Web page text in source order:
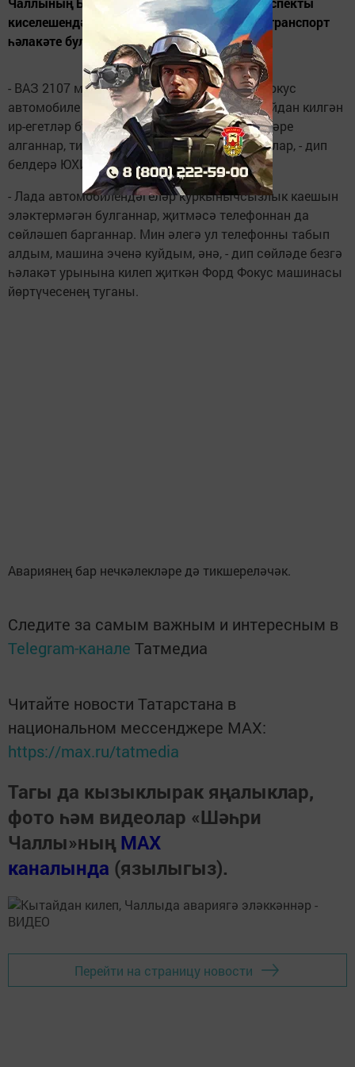
киселешендә ике машина катнашында юл-транспорт
һәлакәте булды.
- ВАЗ 2107 модельле машина белән Форд Фокус
автомобиле бәрелешкән. "Семерка"да Кытайдан килгән
ир-егетләр булган. Алар төрле тән җәрәхәтләре
алганнар, тиз арада хастаханәгә озатылдылар, - дип
белдерә ЮХИДИ хезмәткәрләре.
- Лада автомобилендәгеләр куркынычсызлык каешын
эләктермәгән булганнар, җитмәсә телефоннан да
сөйләшеп барганнар. Мин әлегә ул телефонны табып
алдым, машина эченә куйдым, әнә, - дип сөйләде безгә
һәлакәт урынына килеп җиткән Форд Фокус машинасы
йөртүчесенең туганы.
Авариянең бар нечкәлекләре дә тикшереләчәк.
Следите за самым важным и интересным в
Telegram-канале Татмедиа
Читайте новости Татарстана в
национальном мессенджере MАХ:
https://max.ru/tatmedia
Тагы да кызыклырак яңалыклар,
фото һәм видеолар «Шәһри
Чаллы»ның MAX
каналында (язылыгыз).
Перейти на страницу новости